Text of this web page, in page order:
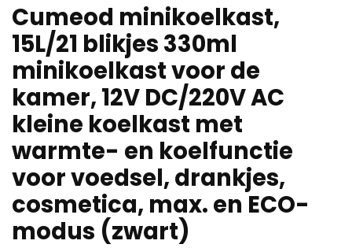
Cumeod minikoelkast,
15L/21 blikjes 330ml
minikoelkast voor de
kamer, 12V DC/220V AC
kleine koelkast met
warmte- en koelfunctie
voor voedsel, drankjes,
cosmetica, max. en ECO-
modus (zwart)